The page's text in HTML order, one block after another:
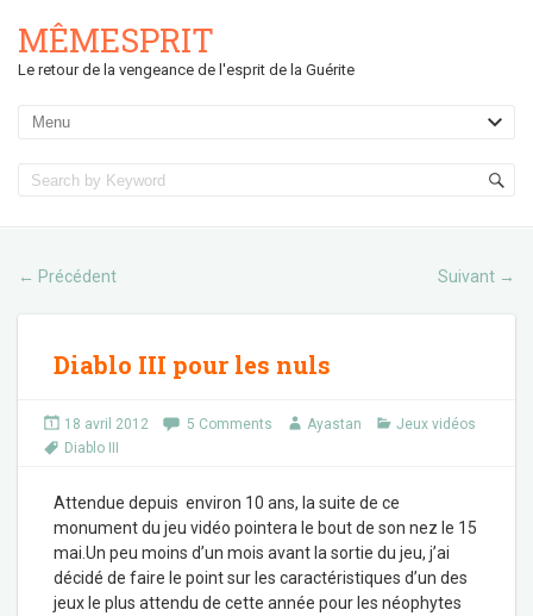
MÊMESPRIT
Le retour de la vengeance de l'esprit de la Guérite
← Précédent Suivant →
Diablo III pour les nuls
18 avril 2012 5 Comments Ayastan
Jeux vidéos
Diablo III
Attendue depuis environ 10 ans, la suite de ce
monument du jeu vidéo pointera le bout de son nez le 15
mai.Un peu moins d’un mois avant la sortie du jeu, j’ai
décidé de faire le point sur les caractéristiques d’un des
jeux le plus attendu de cette année pour les néophytes